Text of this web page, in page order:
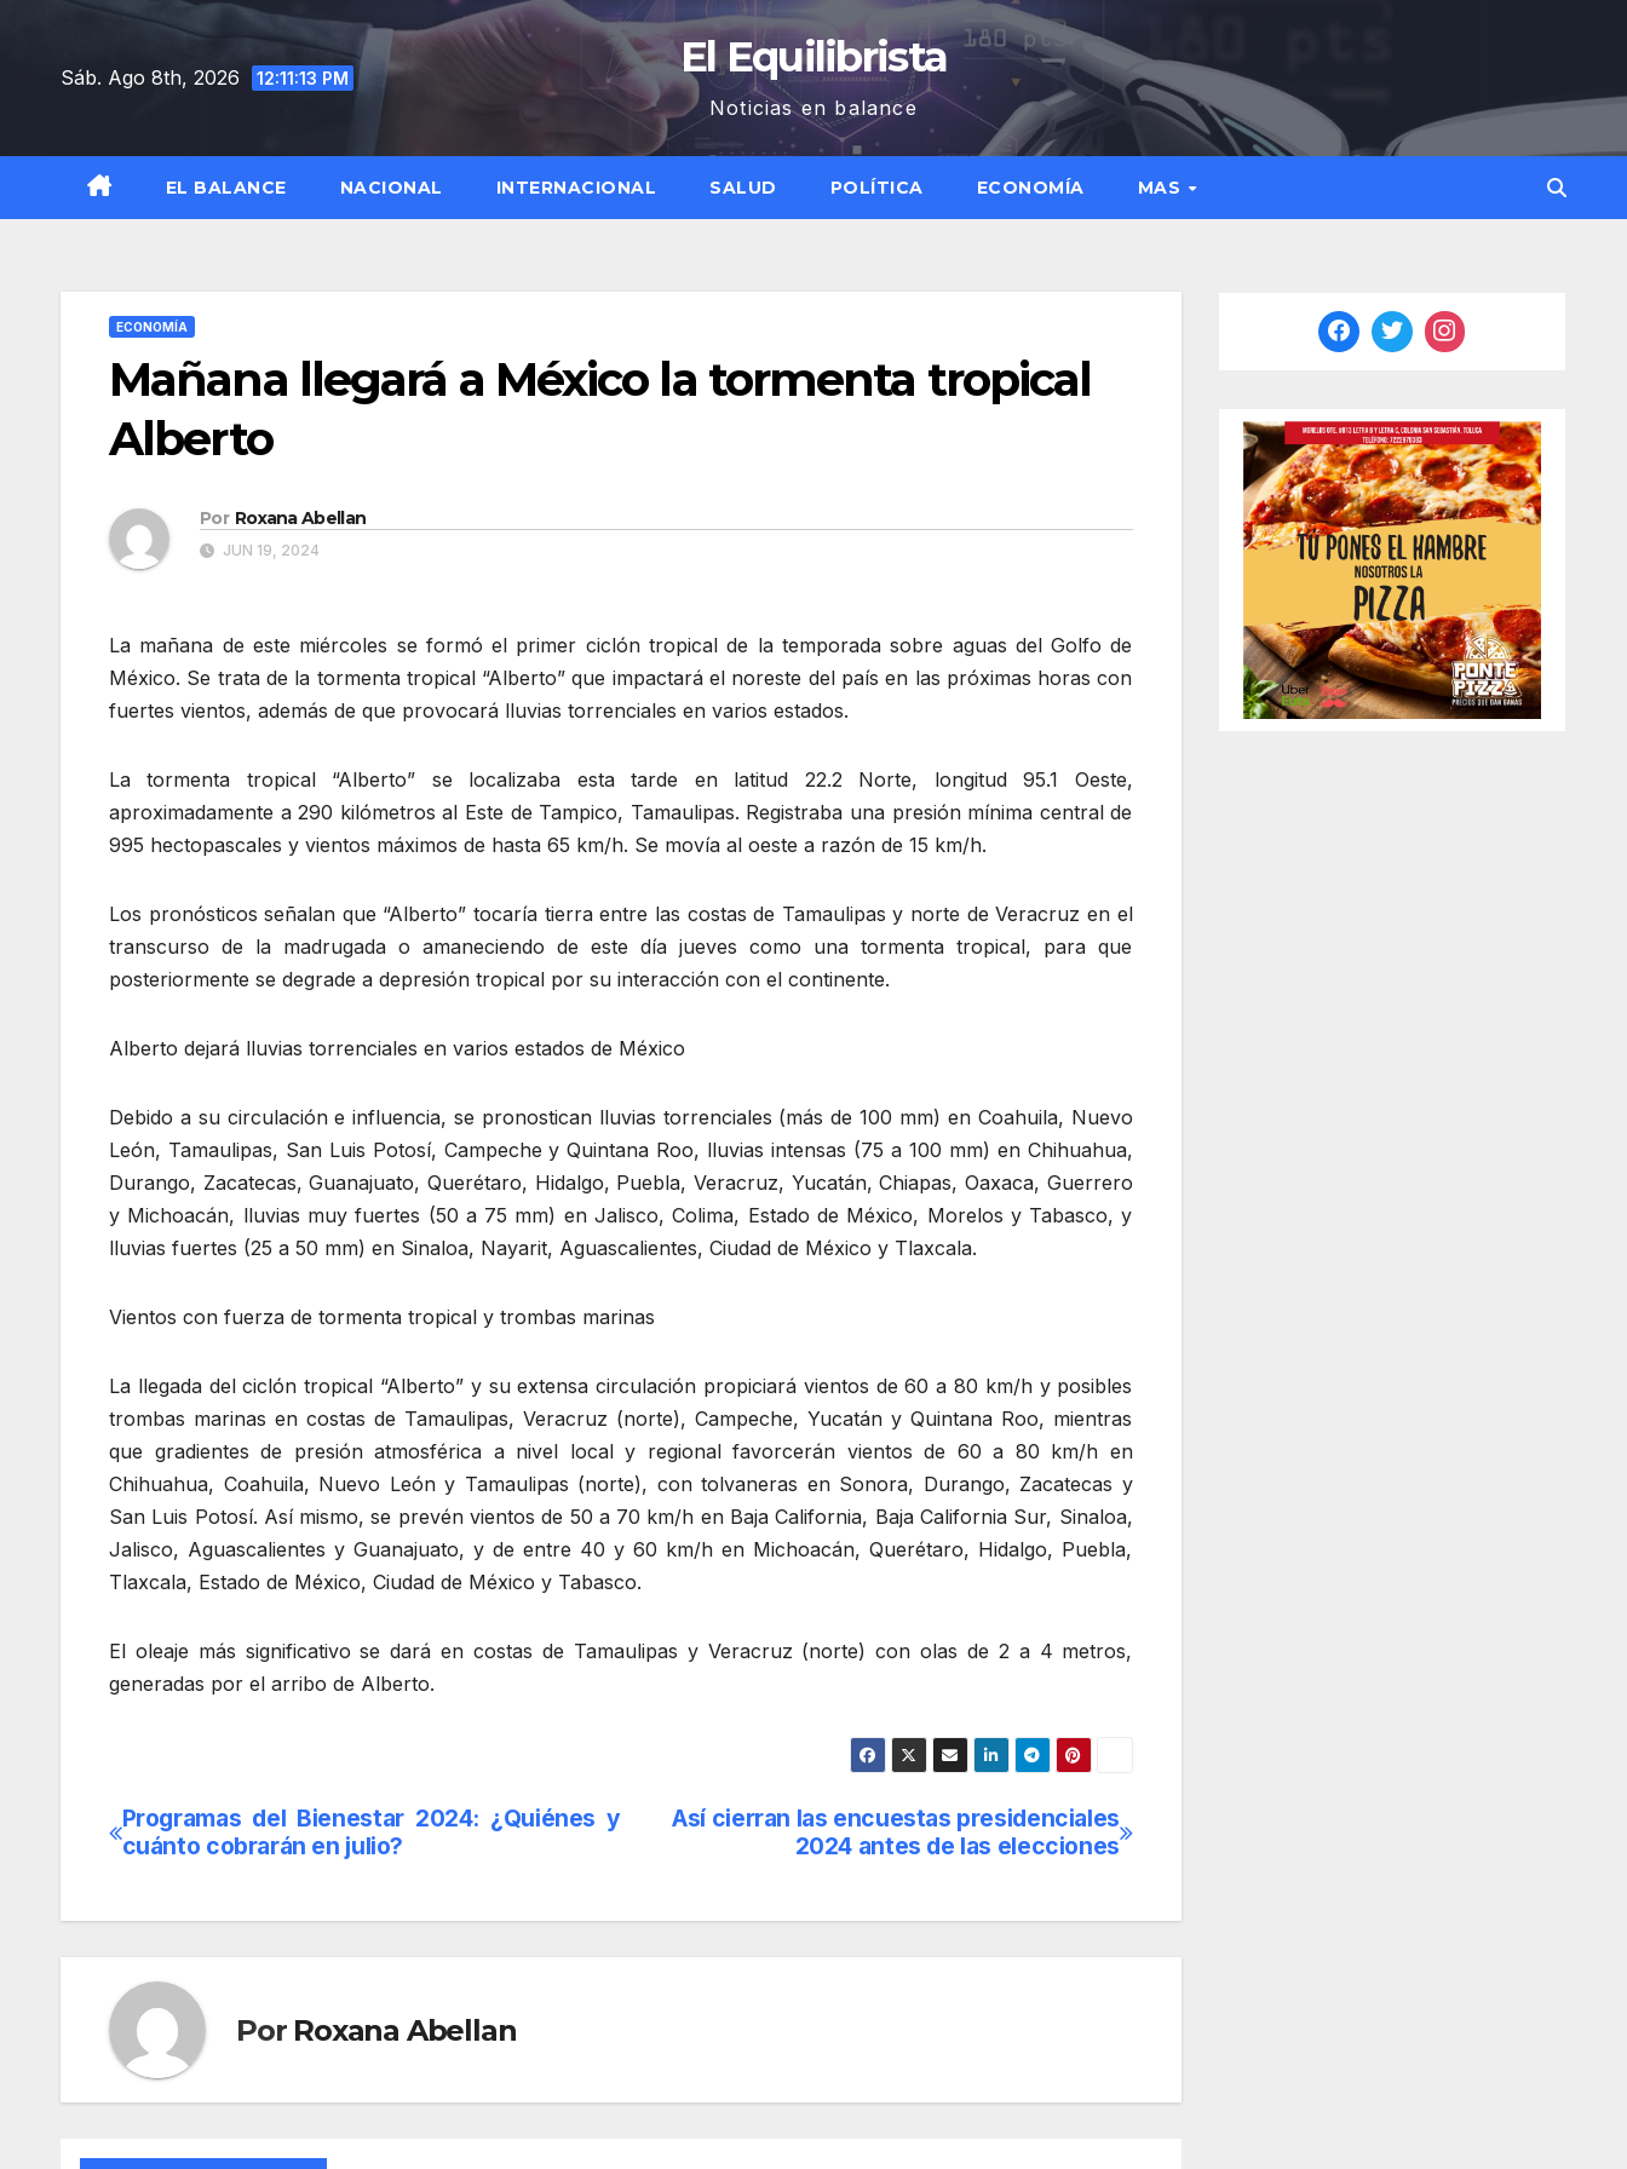
contenidoSáb. Ago 8th, 2026 12:11:13 PM El Equilibrista
Noticias en balance
EL BALANCE NACIONAL INTERNACIONAL SALUD POLÍTICA ECONOMÍA MAS
ECONOMÍA
Mañana llegará a México la tormenta tropical
Alberto
Por Roxana Abellan
JUN 19, 2024
La mañana de este miércoles se formó el primer ciclón tropical de la temporada sobre aguas del Golfo de
México. Se trata de la tormenta tropical “Alberto” que impactará el noreste del país en las próximas horas con
fuertes vientos, además de que provocará lluvias torrenciales en varios estados.
La tormenta tropical “Alberto” se localizaba esta tarde en latitud 22.2 Norte, longitud 95.1 Oeste,
aproximadamente a 290 kilómetros al Este de Tampico, Tamaulipas. Registraba una presión mínima central de
995 hectopascales y vientos máximos de hasta 65 km/h. Se movía al oeste a razón de 15 km/h.
Los pronósticos señalan que “Alberto” tocaría tierra entre las costas de Tamaulipas y norte de Veracruz en el
transcurso de la madrugada o amaneciendo de este día jueves como una tormenta tropical, para que
posteriormente se degrade a depresión tropical por su interacción con el continente.
Alberto dejará lluvias torrenciales en varios estados de México
Debido a su circulación e influencia, se pronostican lluvias torrenciales (más de 100 mm) en Coahuila, Nuevo
León, Tamaulipas, San Luis Potosí, Campeche y Quintana Roo, lluvias intensas (75 a 100 mm) en Chihuahua,
Durango, Zacatecas, Guanajuato, Querétaro, Hidalgo, Puebla, Veracruz, Yucatán, Chiapas, Oaxaca, Guerrero
y Michoacán, lluvias muy fuertes (50 a 75 mm) en Jalisco, Colima, Estado de México, Morelos y Tabasco, y
lluvias fuertes (25 a 50 mm) en Sinaloa, Nayarit, Aguascalientes, Ciudad de México y Tlaxcala.
Vientos con fuerza de tormenta tropical y trombas marinas
La llegada del ciclón tropical “Alberto” y su extensa circulación propiciará vientos de 60 a 80 km/h y posibles
trombas marinas en costas de Tamaulipas, Veracruz (norte), Campeche, Yucatán y Quintana Roo, mientras
que gradientes de presión atmosférica a nivel local y regional favorcerán vientos de 60 a 80 km/h en
Chihuahua, Coahuila, Nuevo León y Tamaulipas (norte), con tolvaneras en Sonora, Durango, Zacatecas y
San Luis Potosí. Así mismo, se prevén vientos de 50 a 70 km/h en Baja California, Baja California Sur, Sinaloa,
Jalisco, Aguascalientes y Guanajuato, y de entre 40 y 60 km/h en Michoacán, Querétaro, Hidalgo, Puebla,
Tlaxcala, Estado de México, Ciudad de México y Tabasco.
El oleaje más significativo se dará en costas de Tamaulipas y Veracruz (norte) con olas de 2 a 4 metros,
generadas por el arribo de Alberto.
Navegación
entradas
Así cierran las encuestas presidenciales
2024 antes de las elecciones
Programas del Bienestar 2024: ¿Quiénes y
cuánto cobrarán en julio?
Por Roxana Abellan